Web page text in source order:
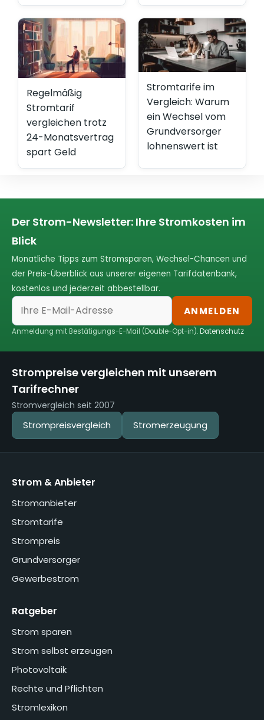
Regelmäßig
Stromtarif
vergleichen trotz
24-Monatsvertrag
spart Geld
Stromtarife im
Vergleich: Warum
ein Wechsel vom
Grundversorger
lohnenswert ist
Der Strom-Newsletter: Ihre Stromkosten im
Blick
Monatliche Tipps zum Stromsparen, Wechsel-Chancen und
der Preis-Überblick aus unserer eigenen Tarifdatenbank,
kostenlos und jederzeit abbestellbar.
ANMELDEN
Anmeldung mit Bestätigungs-E-Mail (Double-Opt-in).Datenschutz
Strompreise vergleichen mit unserem
Tarifrechner
Stromvergleich seit 2007
Strompreisvergleich Stromerzeugung
Strom & Anbieter
Stromanbieter
Stromtarife
Strompreis
Grundversorger
Gewerbestrom
Ratgeber
Strom sparen
Strom selbst erzeugen
Photovoltaik
Rechte und Pflichten
Stromlexikon